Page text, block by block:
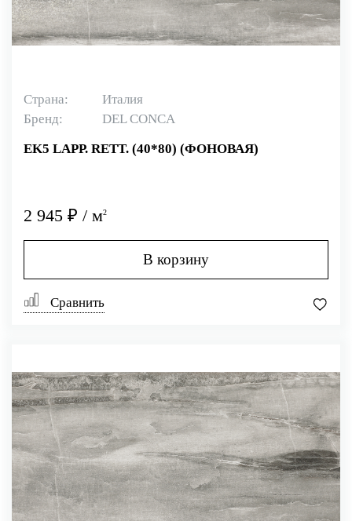
Страна:
Италия
Бренд:
DEL CONCA
EK5 LAPP. RETT. (40*80) (ФОНОВАЯ)
2 945 ₽ / м2
В корзину
Сравнить